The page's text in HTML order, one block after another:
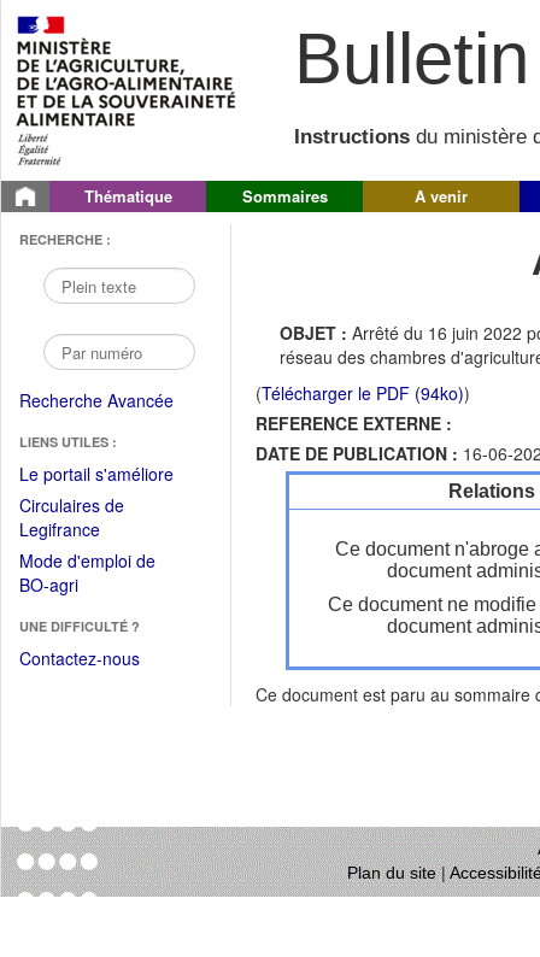
Instructions du ministère
Thématique Sommaires A venir
RECHERCHE :
Recherche Avancée
LIENS UTILES :
Le portail s'améliore(Fichier
Circulaires de
Legifrance(Ouvrir
dans
une
fenêtre)
Mode d'emploi de
BO-agri(Ouvrir
une
nouvelle
UNE DIFFICULTÉ ?
Contactez-nous
OBJET : Arrêté du 16 juin 2022
réseau des chambres
(Télécharger le PDF (94ko))
REFERENCE EXTERNE :
DATE DE PUBLICATION : 16-06-
Ce document n'abroge
document
Ce document ne
document
Ce document est paru au sommaire
Plan du site|